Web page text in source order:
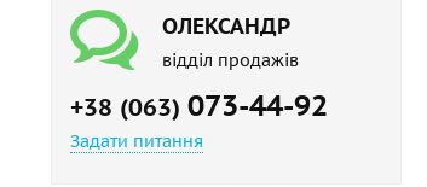
ОЛЕКСАНДР
відділ продажів
+38 (063) 073-44-92
Задати питання